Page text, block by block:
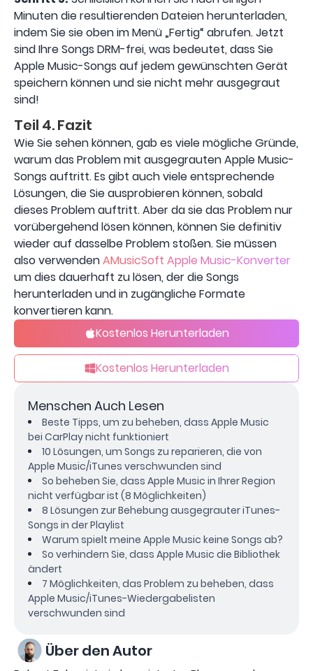
Minuten die resultierenden Dateien herunterladen,
indem Sie sie oben im Menü „Fertig“ abrufen. Jetzt
sind Ihre Songs DRM-frei, was bedeutet, dass Sie
Apple Music-Songs auf jedem gewünschten Gerät
speichern können und sie nicht mehr ausgegraut
sind!
Teil 4. Fazit
Wie Sie sehen können, gab es viele mögliche Gründe,
warum das Problem mit ausgegrauten Apple Music-
Songs auftritt. Es gibt auch viele entsprechende
Lösungen, die Sie ausprobieren können, sobald
dieses Problem auftritt. Aber da sie das Problem nur
vorübergehend lösen können, können Sie definitiv
wieder auf dasselbe Problem stoßen. Sie müssen
also verwendenAMusicSoft Apple Music-Konverter
um dies dauerhaft zu lösen, der die Songs
herunterladen und in zugängliche Formate
konvertieren kann.
Kostenlos Herunterladen
Kostenlos Herunterladen
Menschen Auch Lesen
Beste Tipps, um zu beheben, dass Apple Music
bei CarPlay nicht funktioniert
10 Lösungen, um Songs zu reparieren, die von
Apple Music/iTunes verschwunden sind
So beheben Sie, dass Apple Music in Ihrer Region
nicht verfügbar ist (8 Möglichkeiten)
8 Lösungen zur Behebung ausgegrauter iTunes-
Songs in der Playlist
Warum spielt meine Apple Music keine Songs ab?
So verhindern Sie, dass Apple Music die Bibliothek
ändert
7 Möglichkeiten, das Problem zu beheben, dass
Apple Music/iTunes-Wiedergabelisten
verschwunden sind
Über den Autor